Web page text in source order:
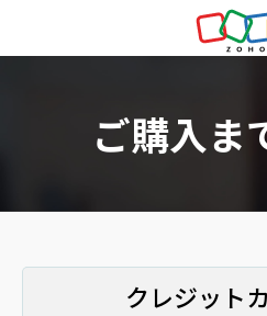
ご購入ま
クレジット